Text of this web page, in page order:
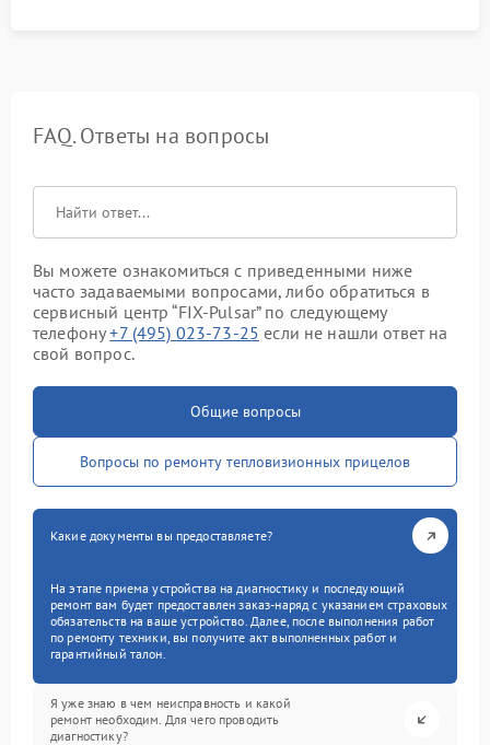
FAQ. Ответы на вопросы
Вы можете ознакомиться с приведенными ниже
часто задаваемыми вопросами, либо обратиться в
сервисный центр “FIX-Pulsar” по следующему
телефону+7 (495) 023-73-25 если не нашли ответ на
свой вопрос.
Общие вопросы
Вопросы по ремонту тепловизионных прицелов
Какие документы вы предоставляете?
На этапе приема устройства на диагностику и последующий
ремонт вам будет предоставлен заказ-наряд с указанием страховых
обязательств на ваше устройство. Далее, после выполнения работ
по ремонту техники, вы получите акт выполненных работ и
гарантийный талон.
Я уже знаю в чем неисправность и какой
ремонт необходим. Для чего проводить
диагностику?